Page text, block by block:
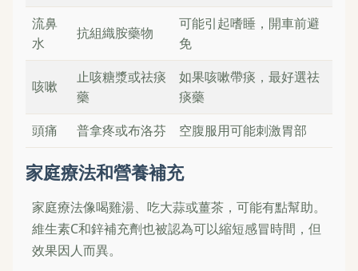
流鼻
水
抗組織胺藥物
可能引起嗜睡，開車前避
免
咳嗽
止咳糖漿或祛痰
藥
如果咳嗽帶痰，最好選祛
痰藥
頭痛
普拿疼或布洛芬 空腹服用可能刺激胃部
家庭療法和營養補充
家庭療法像喝雞湯、吃大蒜或薑茶，可能有點幫助。
維生素C和鋅補充劑也被認為可以縮短感冒時間，但
效果因人而異。